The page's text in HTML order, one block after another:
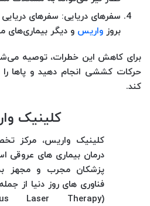
سفرهای دریایی: سفرهای دریایی
بروز واریس و دیگر بیماری‌های
برای کاهش این خطرات، توصیه
حرکات کششی انجام دهید و پاها را
کند.
کلینیک
کلینیک واریس، مرکز
درمان بیماری‌ های عروقی
پزشکان مجرب و مجهز
فناوری‌ های روز دنیا از